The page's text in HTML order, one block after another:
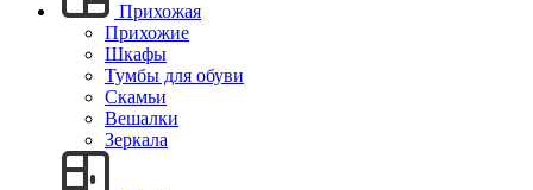
Прихожая
Прихожие
Шкафы
Тумбы для обуви
Скамьи
Вешалки
Зеркала